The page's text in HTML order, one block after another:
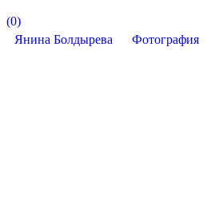
(0)
Янина Болдырева
Фотография